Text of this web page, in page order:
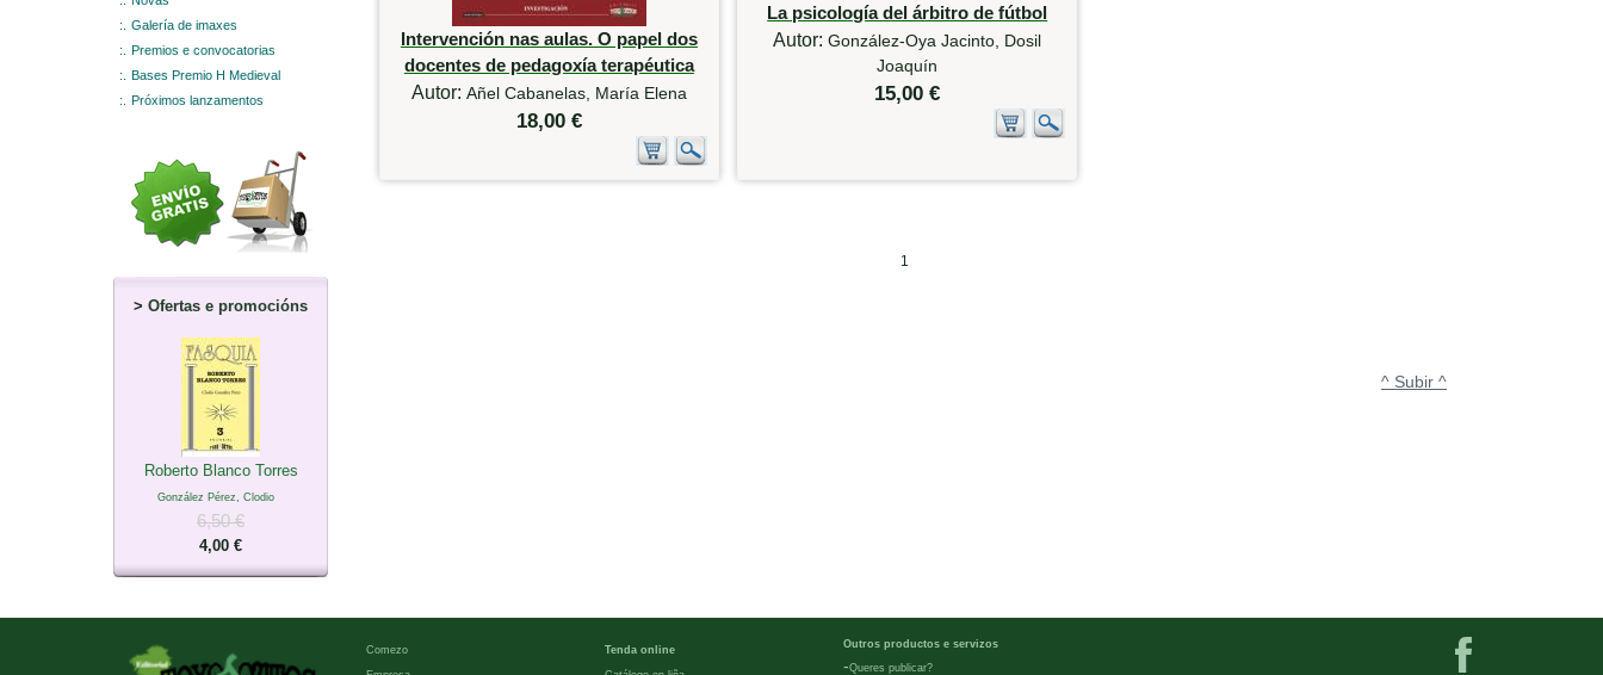
:.
Galería de imaxes
:.
Premios e convocatorias
:.
Bases Premio H Medieval
:.
Próximos lanzamentos
> Ofertas e promocións
Roberto Blanco Torres
González Pérez, Clodio
6,50 €
4,00 €
Intervención nas aulas. O papel dos
docentes de pedagoxía terapéutica
Autor: Añel Cabanelas, María Elena
18,00 €
La psicología del árbitro de fútbol
Autor:González-Oya Jacinto, Dosil
Joaquín
15,00 €
1
^ Subir ^
Comezo Tenda online Outros productos e servizos
-Queres publicar?